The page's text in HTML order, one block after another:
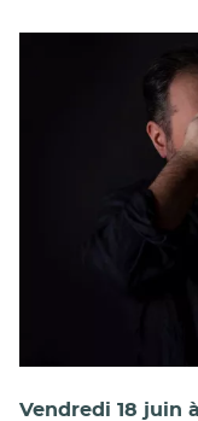
Vendredi 18 juin